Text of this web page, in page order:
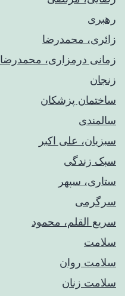
رهبری
زائری، محمدرضا
زمانی درمزاری، محمدرضا
زنجان
ساختمان پزشکان
سالمندی
سبزیان، علی اکبر
سبک زندگی
ستاری، سپهر
سرگرمی
سریع القلم، محمود
سلامت
سلامت روان
سلامت زنان